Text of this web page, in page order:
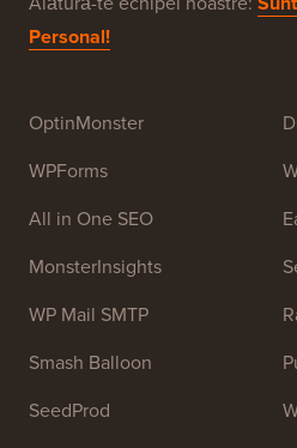
este de a oferi tutoriale
web.
Personal!
OptinMonster
WPForms